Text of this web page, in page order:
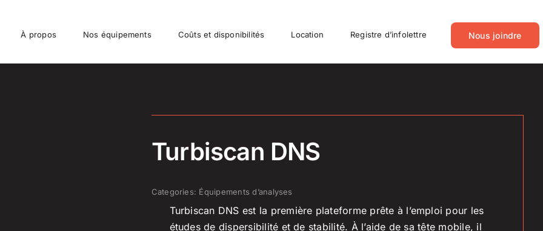
À propos Nos équipements Coûts et disponibilités Location Registre d’infolettre Nous joindre
Turbiscan DNS
Categories: Équipements d’analyses
Turbiscan DNS est la première plateforme prête à l’emploi pour les
études de dispersibilité et de stabilité. À l’aide de sa tête mobile, il